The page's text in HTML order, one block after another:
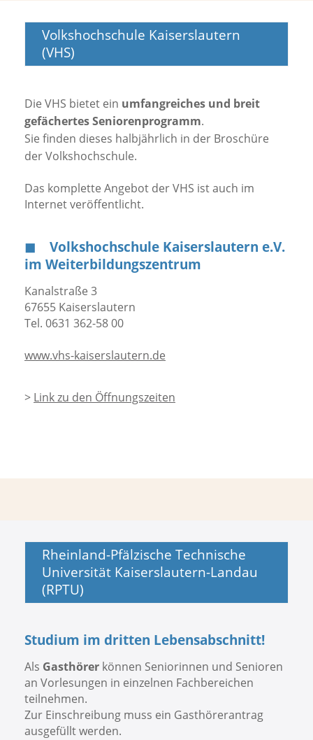
Volkshochschule Kaiserslautern
(VHS)
Die VHS bietet ein umfangreiches und breit
gefächertes Seniorenprogramm.
Sie finden dieses halbjährlich in der Broschüre
der Volkshochschule.
Das komplette Angebot der VHS ist auch im
Internet veröffentlicht.
◼︎
Volkshochschule Kaiserslautern e.V.
im Weiterbildungszentrum
Kanalstraße 3
67655 Kaiserslautern
Tel. 0631 362-58 00
www.vhs-kaiserslautern.de
> Link zu den Öffnungszeiten
Rheinland-Pfälzische Technische
Universität Kaiserslautern-Landau
(RPTU)
Studium im dritten Lebensabschnitt!
Als Gasthörer können Seniorinnen und Senioren
an Vorlesungen in einzelnen Fachbereichen
teilnehmen.
Zur Einschreibung muss ein Gasthörerantrag
ausgefüllt werden.